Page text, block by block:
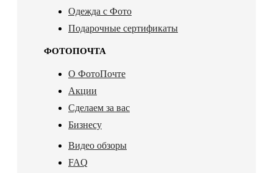
Одежда с Фото
Подарочные сертификаты
ФОТОПОЧТА
О ФотоПочте
Акции
Сделаем за вас
Бизнесу
Видео обзоры
FAQ